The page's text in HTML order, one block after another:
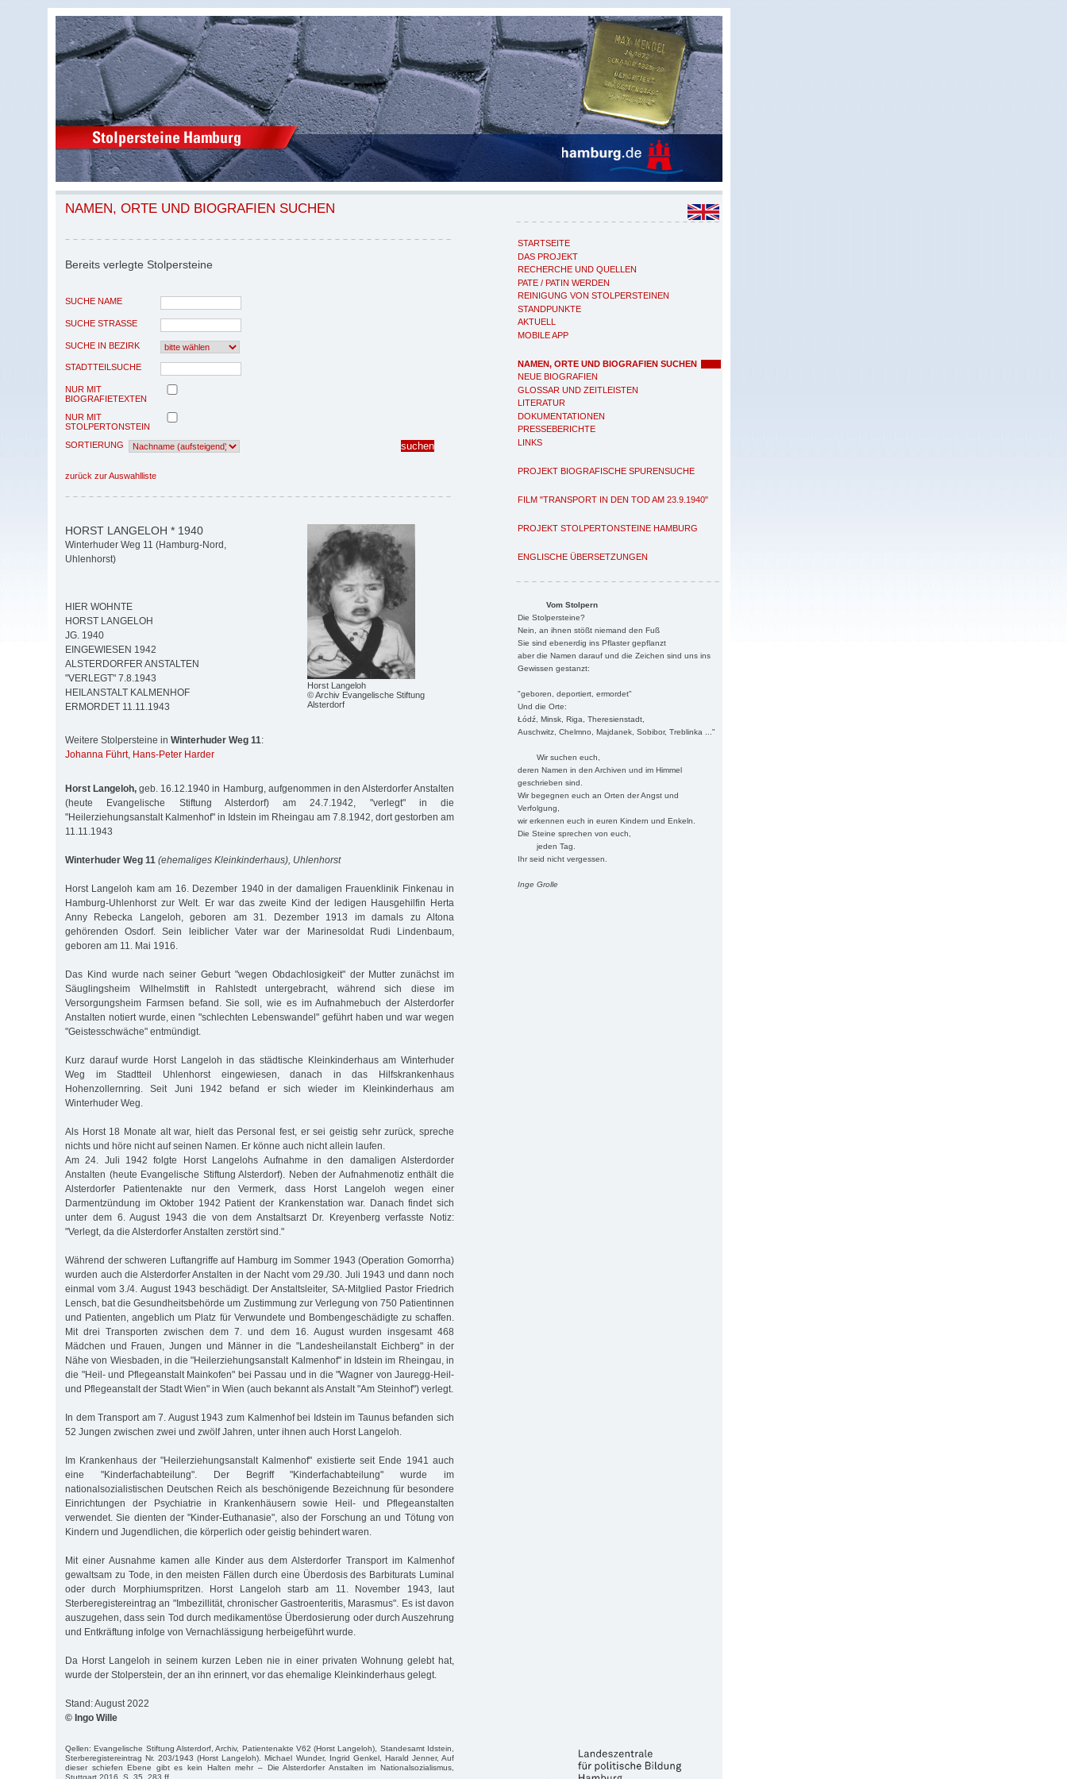
STARTSEITE
DAS PROJEKT
RECHERCHE UND QUELLEN
PATE / PATIN WERDEN
REINIGUNG VON STOLPERSTEINEN
STANDPUNKTE
AKTUELL
MOBILE APP
NAMEN, ORTE UND BIOGRAFIEN SUCHEN
NEUE BIOGRAFIEN
GLOSSAR UND ZEITLEISTEN
LITERATUR
DOKUMENTATIONEN
PRESSEBERICHTE
LINKS
PROJEKT BIOGRAFISCHE SPURENSUCHE
FILM "TRANSPORT IN DEN TOD AM 23.9.1940"
PROJEKT STOLPERTONSTEINE HAMBURG
ENGLISCHE ÜBERSETZUNGEN
Vom Stolpern
Die Stolpersteine?
Nein, an ihnen stößt niemand den Fuß
Sie sind ebenerdig ins Pflaster gepflanzt
aber die Namen darauf und die Zeichen sind uns ins
Gewissen gestanzt:
"geboren, deportiert, ermordet"
Und die Orte:
Łódź, Minsk, Riga, Theresienstadt,
Auschwitz, Chelmno, Majdanek, Sobibor, Treblinka ..."
Wir suchen euch,
deren Namen in den Archiven und im Himmel
geschrieben sind.
Wir begegnen euch an Orten der Angst und
Verfolgung,
wir erkennen euch in euren Kindern und Enkeln.
Die Steine sprechen von euch,
jeden Tag.
Ihr seid nicht vergessen.
Inge Grolle
NAMEN, ORTE UND BIOGRAFIEN SUCHEN
Bereits verlegte Stolpersteine
SUCHE NAME
SUCHE STRASSE
SUCHE IN BEZIRK
STADTTEILSUCHE
NUR MIT
BIOGRAFIETEXTEN
NUR MIT
STOLPERTONSTEIN
SORTIERUNG
zurück zur Auswahlliste
Horst Langeloh
© Archiv Evangelische Stiftung
Alsterdorf
HORST LANGELOH * 1940
Winterhuder Weg 11 (Hamburg-Nord,
Uhlenhorst)
HIER WOHNTE
HORST LANGELOH
JG. 1940
EINGEWIESEN 1942
ALSTERDORFER ANSTALTEN
"VERLEGT" 7.8.1943
HEILANSTALT KALMENHOF
ERMORDET 11.11.1943
Weitere Stolpersteine in Winterhuder Weg 11:
Johanna Führt, Hans-Peter Harder
Horst Langeloh, geb. 16.12.1940 in Hamburg, aufgenommen in den Alsterdorfer Anstalten
(heute Evangelische Stiftung Alsterdorf) am 24.7.1942, "verlegt" in die
"Heilerziehungsanstalt Kalmenhof" in Idstein im Rheingau am 7.8.1942, dort gestorben am
11.11.1943
Winterhuder Weg 11 (ehemaliges Kleinkinderhaus), Uhlenhorst
Horst Langeloh kam am 16. Dezember 1940 in der damaligen Frauenklinik Finkenau in
Hamburg-Uhlenhorst zur Welt. Er war das zweite Kind der ledigen Hausgehilfin Herta
Anny Rebecka Langeloh, geboren am 31. Dezember 1913 im damals zu Altona
gehörenden Osdorf. Sein leiblicher Vater war der Marinesoldat Rudi Lindenbaum,
geboren am 11. Mai 1916.
Das Kind wurde nach seiner Geburt "wegen Obdachlosigkeit" der Mutter zunächst im
Säuglingsheim Wilhelmstift in Rahlstedt untergebracht, während sich diese im
Versorgungsheim Farmsen befand. Sie soll, wie es im Aufnahmebuch der Alsterdorfer
Anstalten notiert wurde, einen "schlechten Lebenswandel" geführt haben und war wegen
"Geistesschwäche" entmündigt.
Kurz darauf wurde Horst Langeloh in das städtische Kleinkinderhaus am Winterhuder
Weg im Stadtteil Uhlenhorst eingewiesen, danach in das Hilfskrankenhaus
Hohenzollernring. Seit Juni 1942 befand er sich wieder im Kleinkinderhaus am
Winterhuder Weg.
Als Horst 18 Monate alt war, hielt das Personal fest, er sei geistig sehr zurück, spreche
nichts und höre nicht auf seinen Namen. Er könne auch nicht allein laufen.
Am 24. Juli 1942 folgte Horst Langelohs Aufnahme in den damaligen Alsterdorder
Anstalten (heute Evangelische Stiftung Alsterdorf). Neben der Aufnahmenotiz enthält die
Alsterdorfer Patientenakte nur den Vermerk, dass Horst Langeloh wegen einer
Darmentzündung im Oktober 1942 Patient der Krankenstation war. Danach findet sich
unter dem 6. August 1943 die von dem Anstaltsarzt Dr. Kreyenberg verfasste Notiz:
"Verlegt, da die Alsterdorfer Anstalten zerstört sind."
Während der schweren Luftangriffe auf Hamburg im Sommer 1943 (Operation Gomorrha)
wurden auch die Alsterdorfer Anstalten in der Nacht vom 29./30. Juli 1943 und dann noch
einmal vom 3./4. August 1943 beschädigt. Der Anstaltsleiter, SA-Mitglied Pastor Friedrich
Lensch, bat die Gesundheitsbehörde um Zustimmung zur Verlegung von 750 Patientinnen
und Patienten, angeblich um Platz für Verwundete und Bombengeschädigte zu schaffen.
Mit drei Transporten zwischen dem 7. und dem 16. August wurden insgesamt 468
Mädchen und Frauen, Jungen und Männer in die "Landesheilanstalt Eichberg" in der
Nähe von Wiesbaden, in die "Heilerziehungsanstalt Kalmenhof" in Idstein im Rheingau, in
die "Heil- und Pflegeanstalt Mainkofen" bei Passau und in die "Wagner von Jauregg-Heil-
und Pflegeanstalt der Stadt Wien" in Wien (auch bekannt als Anstalt "Am Steinhof") verlegt.
In dem Transport am 7. August 1943 zum Kalmenhof bei Idstein im Taunus befanden sich
52 Jungen zwischen zwei und zwölf Jahren, unter ihnen auch Horst Langeloh.
Im Krankenhaus der "Heilerziehungsanstalt Kalmenhof" existierte seit Ende 1941 auch
eine "Kinderfachabteilung". Der Begriff "Kinderfachabteilung" wurde im
nationalsozialistischen Deutschen Reich als beschönigende Bezeichnung für besondere
Einrichtungen der Psychiatrie in Krankenhäusern sowie Heil- und Pflegeanstalten
verwendet. Sie dienten der "Kinder-Euthanasie", also der Forschung an und Tötung von
Kindern und Jugendlichen, die körperlich oder geistig behindert waren.
Mit einer Ausnahme kamen alle Kinder aus dem Alsterdorfer Transport im Kalmenhof
gewaltsam zu Tode, in den meisten Fällen durch eine Überdosis des Barbiturats Luminal
oder durch Morphiumspritzen. Horst Langeloh starb am 11. November 1943, laut
Sterberegistereintrag an "Imbezillität, chronischer Gastroenteritis, Marasmus". Es ist davon
auszugehen, dass sein Tod durch medikamentöse Überdosierung oder durch Auszehrung
und Entkräftung infolge von Vernachlässigung herbeigeführt wurde.
Da Horst Langeloh in seinem kurzen Leben nie in einer privaten Wohnung gelebt hat,
wurde der Stolperstein, der an ihn erinnert, vor das ehemalige Kleinkinderhaus gelegt.
Stand: August 2022
© Ingo Wille
Qellen: Evangelische Stiftung Alsterdorf, Archiv, Patientenakte V62 (Horst Langeloh), Standesamt Idstein,
Sterberegistereintrag Nr. 203/1943 (Horst Langeloh). Michael Wunder, Ingrid Genkel, Harald Jenner, Auf
dieser schiefen Ebene gibt es kein Halten mehr – Die Alsterdorfer Anstalten im Nationalsozialismus,
Stuttgart 2016, S. 35, 283 ff.